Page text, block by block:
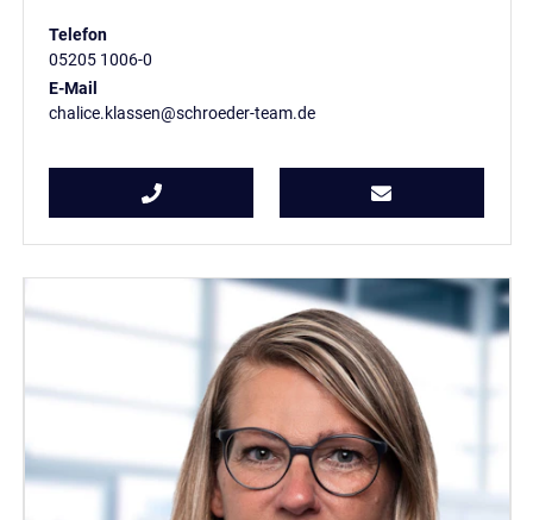
Telefon
05205 1006-0
E-Mail
chalice.klassen@schroeder-team.de